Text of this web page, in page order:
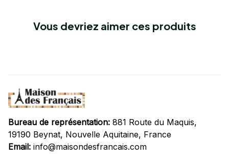
Vous devriez aimer ces produits
Bureau de représentation: 881 Route du Maquis,
19190 Beynat, Nouvelle Aquitaine, France
Email: info@maisondesfrancais.com